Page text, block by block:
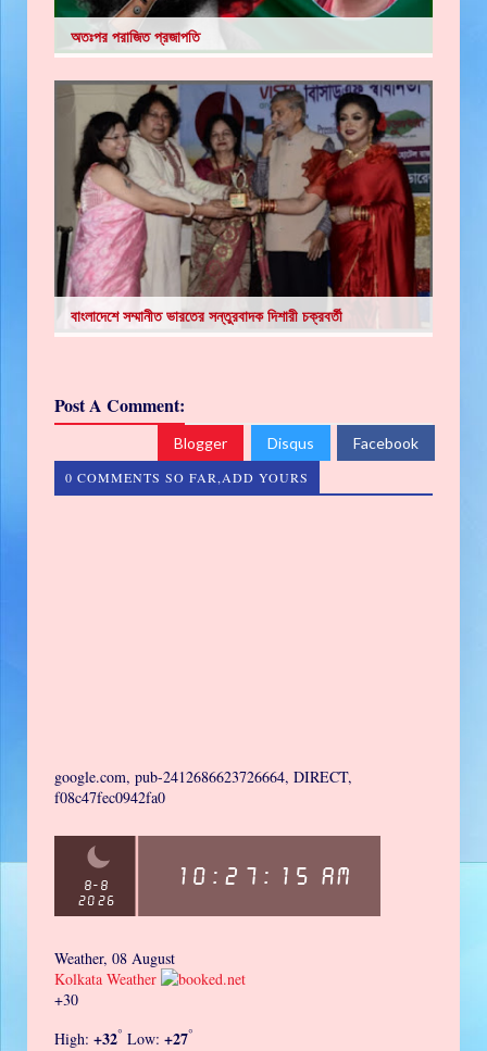
অতঃপর পরাজিত প্রজাপতি
বাংলাদেশে সম্মানীত ভারতের সন্তুরবাদক দিশারী চক্রবর্তী
Post A Comment:
Blogger Disqus Facebook
0 COMMENTS SO FAR,ADD YOURS
google.com, pub-2412686623726664, DIRECT,
f08c47fec0942fa0
Weather, 08 August
Kolkata Weather
+30
High: +32° Low: +27°